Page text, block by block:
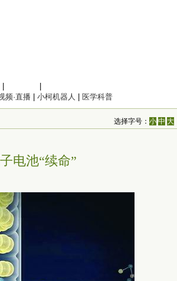
频·直播 小柯机器人 医学科普
选择字号：小 中 大
电池“续命”